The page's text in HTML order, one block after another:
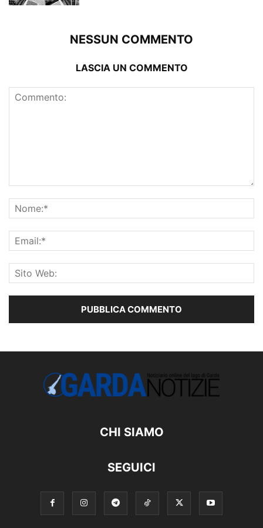
NESSUN COMMENTO
LASCIA UN COMMENTO
CHI SIAMO
SEGUICI